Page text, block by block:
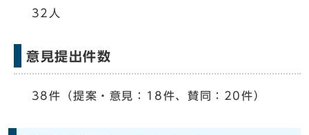
32人
意見提出件数
38件（提案・意見：18件、賛同：20件）